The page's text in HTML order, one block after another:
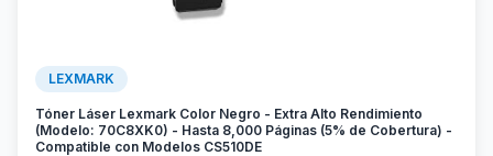
LEXMARK
Tóner Láser Lexmark Color Negro - Extra Alto Rendimiento
(Modelo: 70C8XK0) - Hasta 8,000 Páginas (5% de Cobertura) -
Compatible con Modelos CS510DE